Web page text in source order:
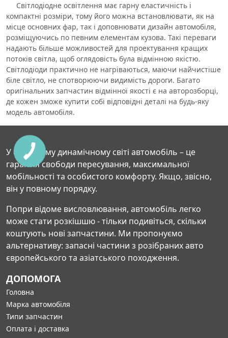
Світлодіодне освітлення має гарну еластичність і
компактні розміри, тому його можна встановлювати, як на
місце основних фар, так і доповнювати дизайн автомобіля,
розміщуючись по певним елементам кузова. Такі переваги
надають більше можливостей для проектування кращих
потоків світла, щоб оглядовість була відмінною якістю.
Світлодіоди практично не нагріваються, маючи найчистіше
біле світло, не спотворюючи видимість дороги. Багато
оригінальних запчастин відмінної якості є на авторозборці,
де кожен зможе купити собі відповідні деталі на будь-яку
модель автомобіля.
У сучасному динамічному світі автомобіль – це
гарантія свободи пересування, максимальної
мобільності та особистого комфорту. Якщо, звісно,
він у повному порядку.
Попри відоме висловлювання, автомобіль легко
може стати розкішшю - тільки подивіться, скільки
коштують нові запчастини. Ми пропонуємо
альтернативу: запасні частини з розібраних авто
європейського та азіатського походження.
ДОПОМОГА
Головна
Марка автомобіля
Типи запчастин
Оплата і доставка